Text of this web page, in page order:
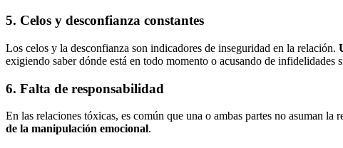
5. Celos y desconfianza constantes
Los celos y la desconfianza son indicadores de inseguridad en la relación.
exigiendo saber dónde está en todo momento o acusando de infidelidades
6. Falta de responsabilidad
En las relaciones tóxicas, es común que una o ambas partes no asuman
de la manipulación emocional.